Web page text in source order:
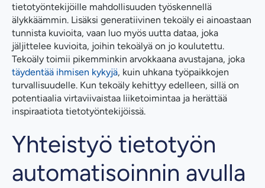
tietotyöntekijöille mahdollisuuden työskennellä
älykkäämmin. Lisäksi generatiivinen tekoäly ei ainoastaan
tunnista kuvioita, vaan luo myös uutta dataa, joka
jäljittelee kuvioita, joihin tekoälyä on jo koulutettu.
Tekoäly toimii pikemminkin arvokkaana avustajana, joka
täydentää ihmisen kykyjä, kuin uhkana työpaikkojen
turvallisuudelle. Kun tekoäly kehittyy edelleen, sillä on
potentiaalia virtaviivaistaa liiketoimintaa ja herättää
inspiraatiota tietotyöntekijöissä.
Yhteistyö tietotyön
automatisoinnin avulla